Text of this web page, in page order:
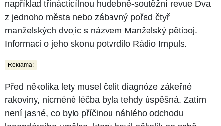
například třináctidílnou hudebně-soutěžní revue Dva
z jednoho města nebo zábavný pořad čtyř
manželských dvojic s názvem Manželský pětiboj.
Informaci o jeho skonu potvrdilo Rádio Impuls.
Reklama:
Před několika lety musel čelit diagnóze zákeřné
rakoviny, nicméně léčba byla tehdy úspěšná. Zatím
není jasné, co bylo příčinou náhlého odchodu